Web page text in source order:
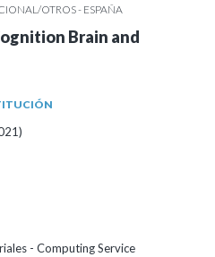
OTROS - ESPAÑA
Brain and
- Computing Service